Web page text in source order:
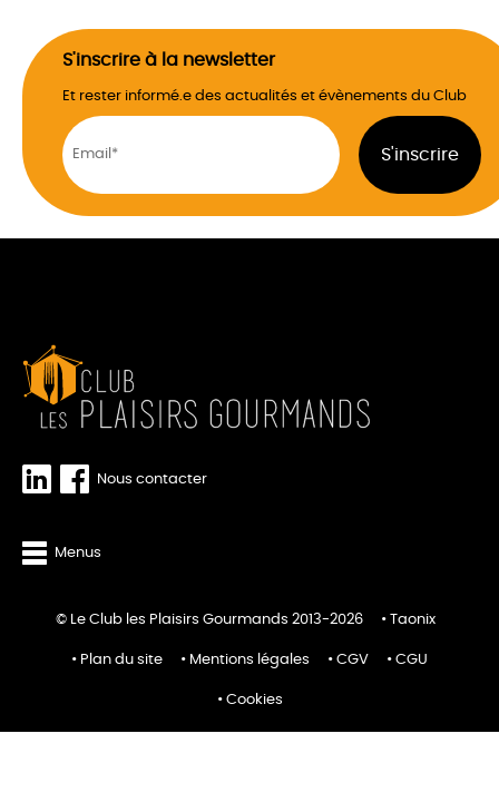
S'inscrire à la newsletter
Et rester informé.e des actualités et évènements du Club
Nous contacter
Menus
© Le Club les Plaisirs Gourmands 2013-2026 Taonix
Plan du site Mentions légales CGV CGU
Cookies